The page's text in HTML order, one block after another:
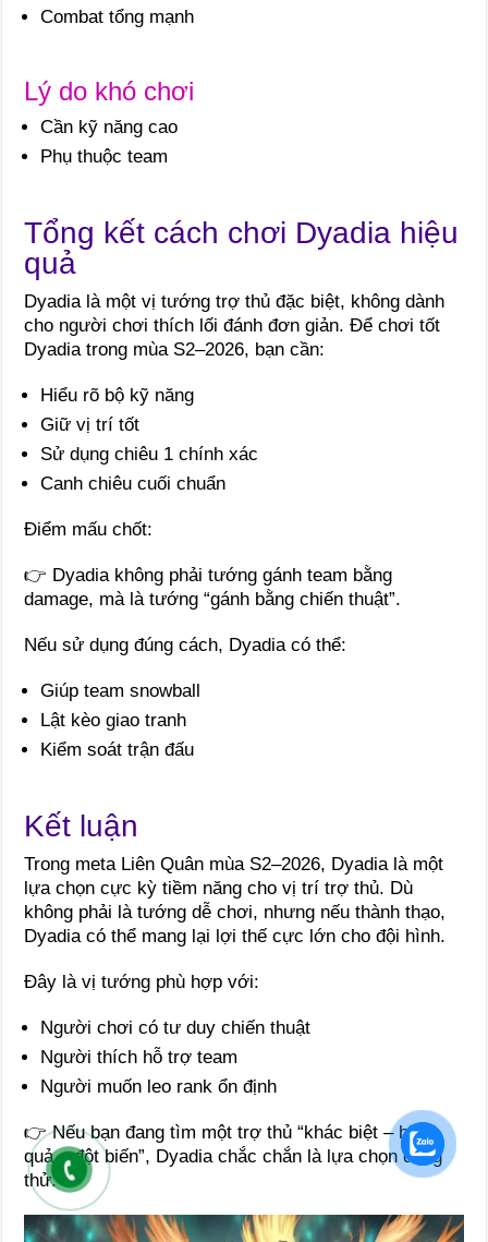
Combat tổng mạnh
Lý do khó chơi
Cần kỹ năng cao
Phụ thuộc team
Tổng kết cách chơi Dyadia hiệu
quả
Dyadia là một vị tướng trợ thủ đặc biệt, không dành
cho người chơi thích lối đánh đơn giản. Để chơi tốt
Dyadia trong mùa S2–2026, bạn cần:
Hiểu rõ bộ kỹ năng
Giữ vị trí tốt
Sử dụng chiêu 1 chính xác
Canh chiêu cuối chuẩn
Điểm mấu chốt:
👉 Dyadia không phải tướng gánh team bằng
damage, mà là tướng “gánh bằng chiến thuật”.
Nếu sử dụng đúng cách, Dyadia có thể:
Giúp team snowball
Lật kèo giao tranh
Kiểm soát trận đấu
Kết luận
Trong meta Liên Quân mùa S2–2026, Dyadia là một
lựa chọn cực kỳ tiềm năng cho vị trí trợ thủ. Dù
không phải là tướng dễ chơi, nhưng nếu thành thạo,
Dyadia có thể mang lại lợi thế cực lớn cho đội hình.
Đây là vị tướng phù hợp với:
Người chơi có tư duy chiến thuật
Người thích hỗ trợ team
Người muốn leo rank ổn định
👉 Nếu bạn đang tìm một trợ thủ “khác biệt – hiệu
quả – đột biến”, Dyadia chắc chắn là lựa chọn đáng
thử.